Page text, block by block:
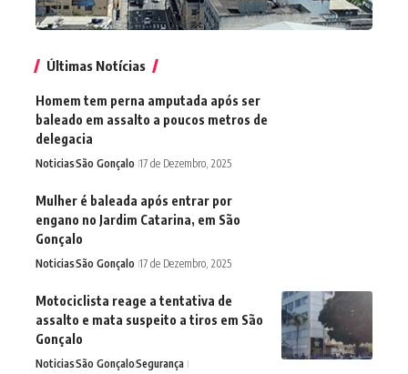
Últimas Notícias
Homem tem perna amputada após ser
baleado em assalto a poucos metros de
delegacia
NoticiasSão Gonçalo 17 de Dezembro, 2025
Mulher é baleada após entrar por
engano no Jardim Catarina, em São
Gonçalo
NoticiasSão Gonçalo 17 de Dezembro, 2025
Motociclista reage a tentativa de
assalto e mata suspeito a tiros em São
Gonçalo
NoticiasSão GonçaloSegurança